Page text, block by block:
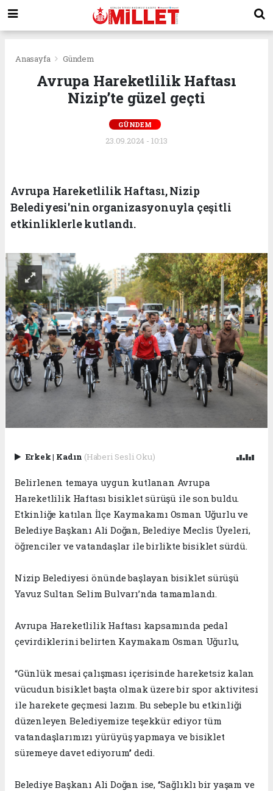
Anasayfa Gündem
Avrupa Hareketlilik Haftası
Nizip’te güzel geçti
GÜNDEM
23.09.2024 - 10:13
Avrupa Hareketlilik Haftası, Nizip
Belediyesi'nin organizasyonuyla çeşitli
etkinliklerle kutlandı.
Erkek| Kadın (Haberi Sesli Oku)
Belirlenen temaya uygun kutlanan Avrupa
Hareketlilik Haftası bisiklet sürüşü ile son buldu.
Etkinliğe katılan İlçe Kaymakamı Osman Uğurlu ve
Belediye Başkanı Ali Doğan, Belediye Meclis Üyeleri,
öğrenciler ve vatandaşlar ile birlikte bisiklet sürdü.
Nizip Belediyesi önünde başlayan bisiklet sürüşü
Yavuz Sultan Selim Bulvarı’nda tamamlandı.
Avrupa Hareketlilik Haftası kapsamında pedal
çevirdiklerini belirten Kaymakam Osman Uğurlu,
“Günlük mesai çalışması içerisinde hareketsiz kalan
vücudun bisiklet başta olmak üzere bir spor aktivitesi
ile harekete geçmesi lazım. Bu sebeple bu etkinliği
düzenleyen Belediyemize teşekkür ediyor tüm
vatandaşlarımızı yürüyüş yapmaya ve bisiklet
süremeye davet ediyorum’’ dedi.
Belediye Başkanı Ali Doğan ise, ‘’Sağlıklı bir yaşam ve